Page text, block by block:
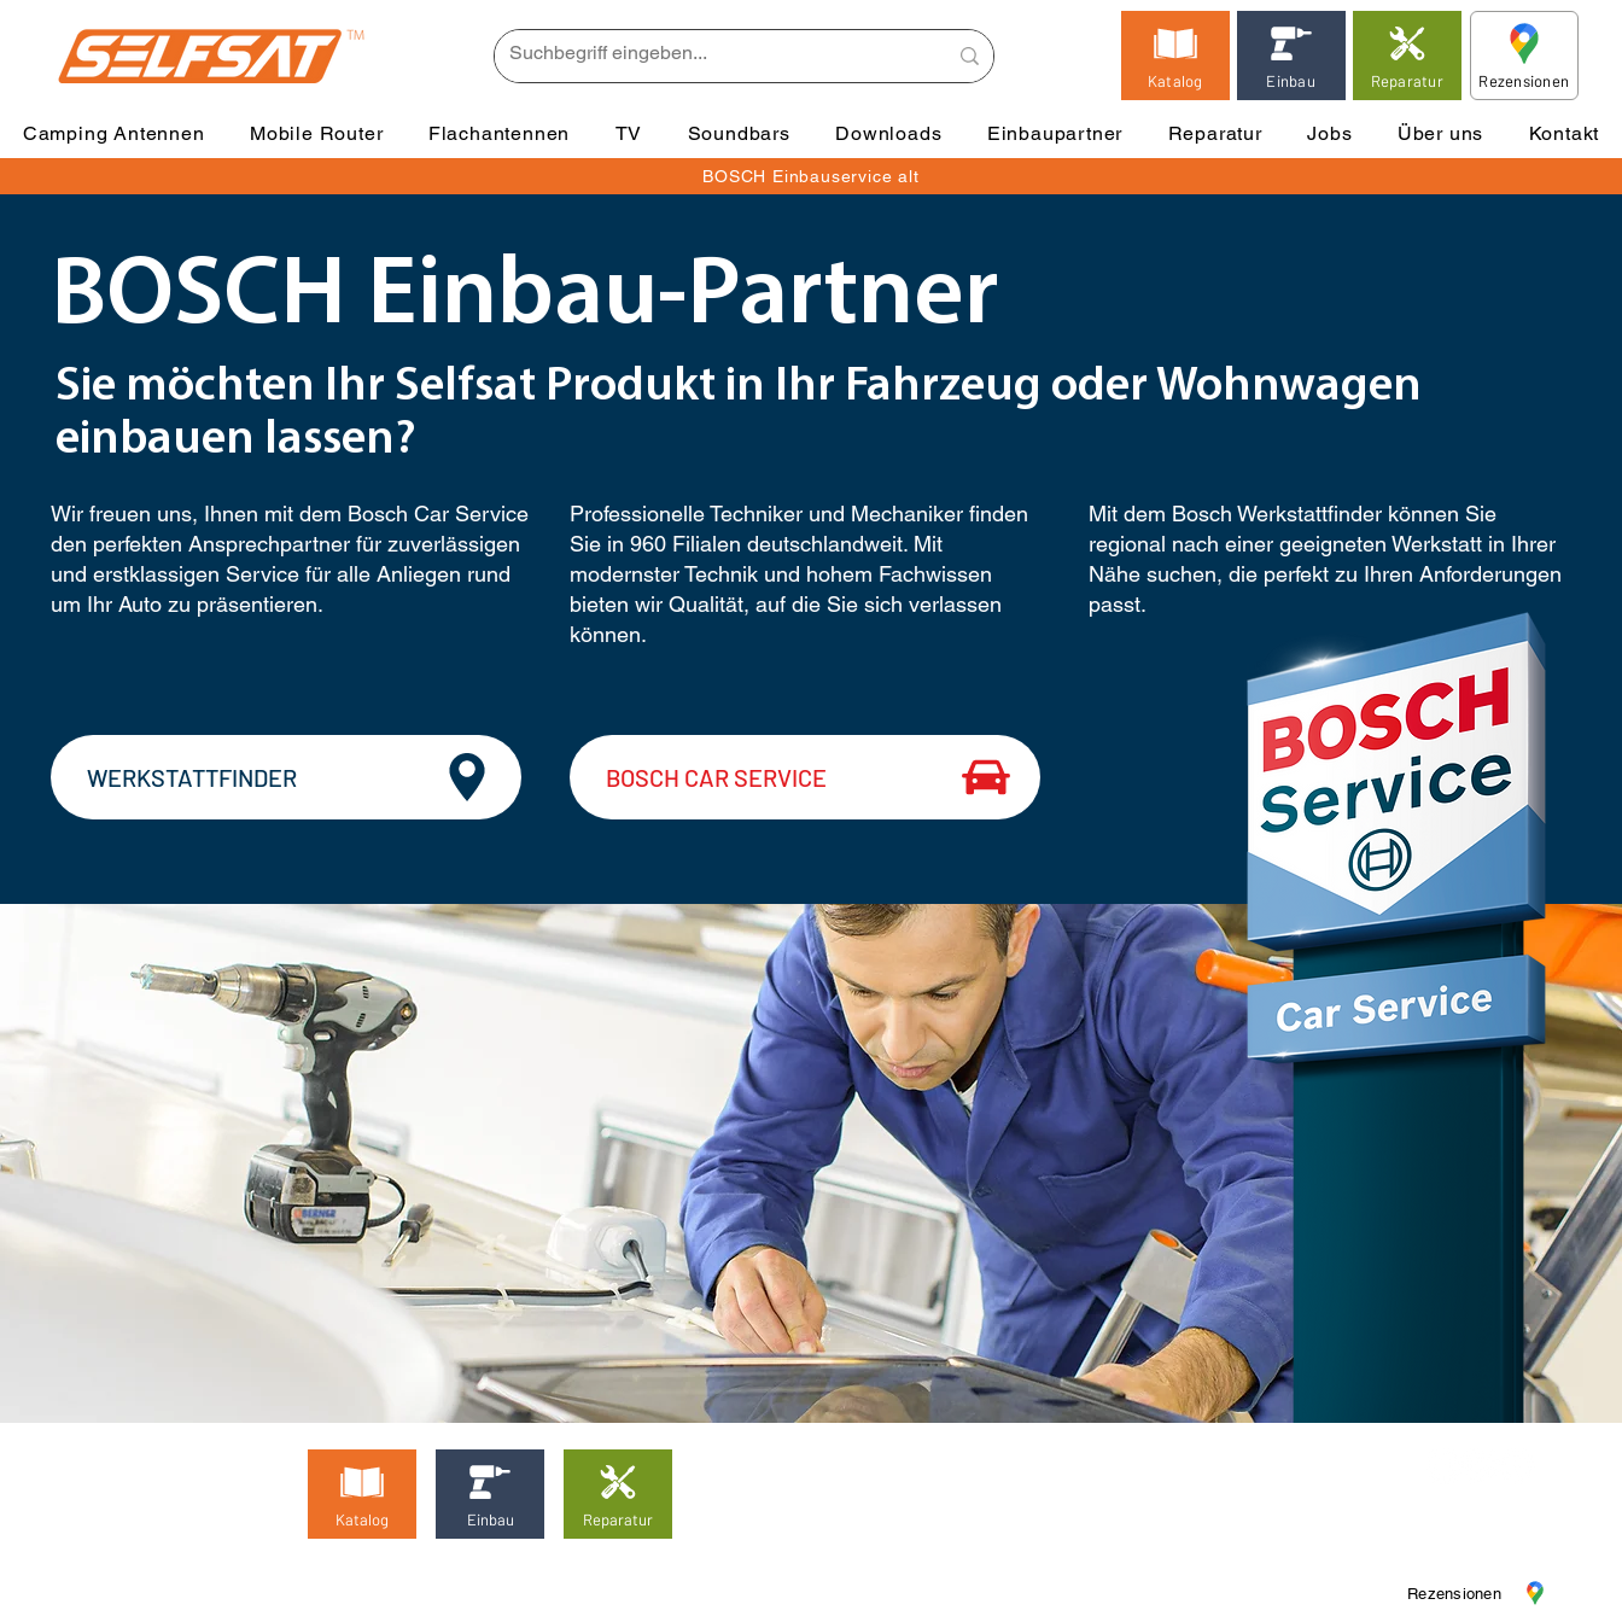
Katalog Einbau Reparatur Rezensionen
Camping Antennen Mobile Router Flachantennen TV Soundbars Downloads Einbaupartner Reparatur Jobs Über uns Kontakt
BOSCH Einbauservice alt
BOSCH Einbau-Partner
Sie möchten Ihr Selfsat Produkt in Ihr Fahrzeug oder Wohnwagen
einbauen lassen?
Wir freuen uns, Ihnen mit dem Bosch Car Service
den perfekten Ansprechpartner für zuverlässigen
und erstklassigen Service für alle Anliegen rund
um Ihr Auto zu präsentieren.
Professionelle Techniker und Mechaniker finden
Sie in 960 Filialen deutschlandweit. Mit
modernster Technik und hohem Fachwissen
bieten wir Qualität, auf die Sie sich verlassen
können.
Mit dem Bosch Werkstattfinder können Sie
regional nach einer geeigneten Werkstatt in Ihrer
Nähe suchen, die perfekt zu Ihren Anforderungen
passt.
WERKSTATTFINDER BOSCH CAR SERVICE
Katalog Einbau Reparatur
Rezensionen